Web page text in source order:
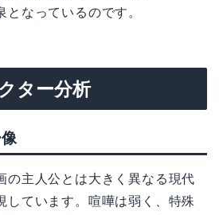
なっているのです。
ター分析
の主人公とは大きく異なる現代
しています。喧嘩は弱く、特殊